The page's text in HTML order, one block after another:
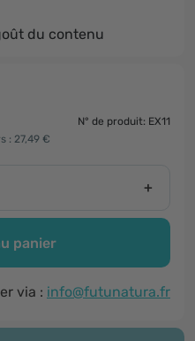
du contenu
N° de produit: EX11
: 27,49 €
+
panier
via : info@futunatura.fr